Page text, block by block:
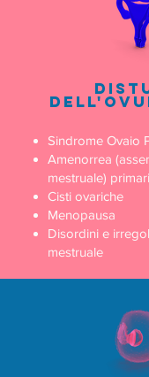
Sindrome Ovaio
Amenorrea
mestruale)
Cisti ovariche
Menopausa
Disordini e
mestruale